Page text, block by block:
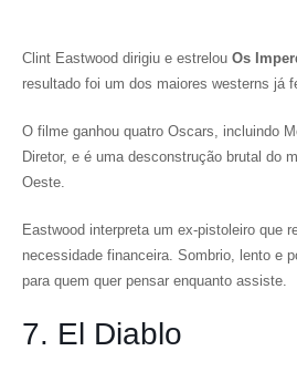
Clint Eastwood dirigiu e estrelou Os
resultado foi um dos maiores westerns já
O filme ganhou quatro Oscars, incluindo
Diretor, e é uma desconstrução brutal do
Oeste.
Eastwood interpreta um ex-pistoleiro que
necessidade financeira. Sombrio, lento e
para quem quer pensar enquanto assiste.
7. El Diablo